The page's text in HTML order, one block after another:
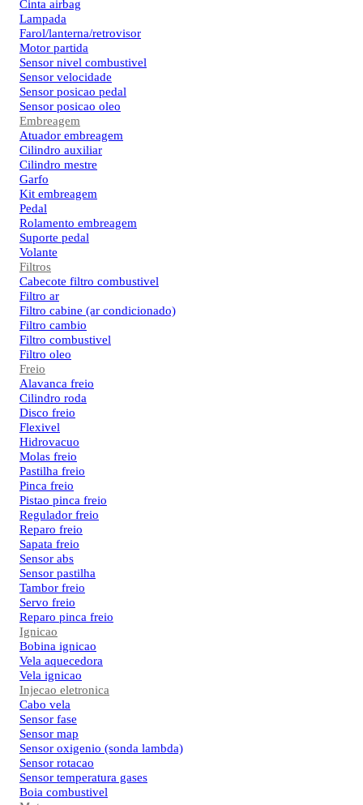
Cinta airbag
Lampada
Farol/lanterna/retrovisor
Motor partida
Sensor nivel combustivel
Sensor velocidade
Sensor posicao pedal
Sensor posicao oleo
Embreagem
Atuador embreagem
Cilindro auxiliar
Cilindro mestre
Garfo
Kit embreagem
Pedal
Rolamento embreagem
Suporte pedal
Volante
Filtros
Cabecote filtro combustivel
Filtro ar
Filtro cabine (ar condicionado)
Filtro cambio
Filtro combustivel
Filtro oleo
Freio
Alavanca freio
Cilindro roda
Disco freio
Flexivel
Hidrovacuo
Molas freio
Pastilha freio
Pinca freio
Pistao pinca freio
Regulador freio
Reparo freio
Sapata freio
Sensor abs
Sensor pastilha
Tambor freio
Servo freio
Reparo pinca freio
Ignicao
Bobina ignicao
Vela aquecedora
Vela ignicao
Injecao eletronica
Cabo vela
Sensor fase
Sensor map
Sensor oxigenio (sonda lambda)
Sensor rotacao
Sensor temperatura gases
Boia combustivel